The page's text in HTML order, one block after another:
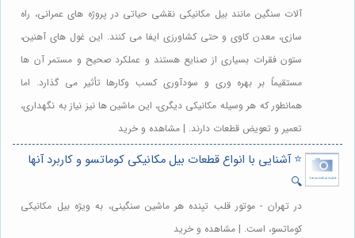
آلات سنگین مانند بیل مکانیکی نقشی حیاتی در پروژه های عمرانی، راه
سازی، معدن کاوی و حتی کشاورزی ایفا می کنند. این غول های آهنین،
ستون فقرات بسیاری از صنایع هستند و عملکرد صحیح و مستمر آن ها
مستقیماً بر بهره وری و سودآوری کسب وکارها تأثیر می گذارد. اما
همانطور که هر وسیله مکانیکی دیگری، این ماشین ها نیز نیاز به نگهداری،
تعمیر و تعویض قطعات دارند. | مشاهده و خرید
⭐️ آشنایی با انواع قطعات بیل مکانیکی کوماتسو و کاربرد آنها
🔍
در تهران - موتور قلب تپنده هر ماشین سنگینی، به ویژه بیل مکانیکی
کوماتسو، است. | مشاهده و خرید